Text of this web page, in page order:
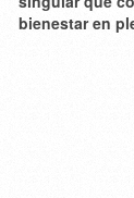
bienestar en